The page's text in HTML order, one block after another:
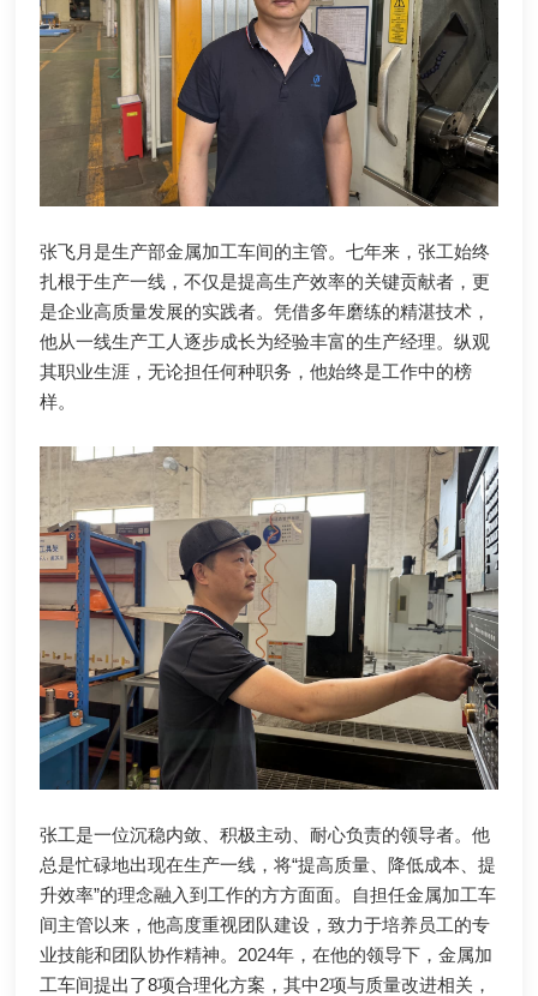
张飞月是生产部金属加工车间的主管。七年来，张工始终
扎根于生产一线，不仅是提高生产效率的关键贡献者，更
是企业高质量发展的实践者。凭借多年磨练的精湛技术，
他从一线生产工人逐步成长为经验丰富的生产经理。纵观
其职业生涯，无论担任何种职务，他始终是工作中的榜
样。
张工是一位沉稳内敛、积极主动、耐心负责的领导者。他
总是忙碌地出现在生产一线，将“提高质量、降低成本、提
升效率”的理念融入到工作的方方面面。自担任金属加工车
间主管以来，他高度重视团队建设，致力于培养员工的专
业技能和团队协作精神。2024年，在他的领导下，金属加
工车间提出了8项合理化方案，其中2项与质量改进相关，